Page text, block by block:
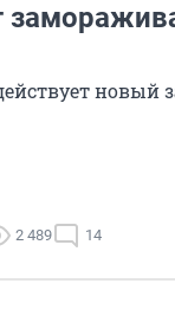
новый
2 489 14